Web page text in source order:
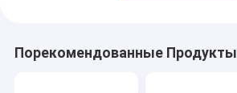
Порекомендованные Продукты